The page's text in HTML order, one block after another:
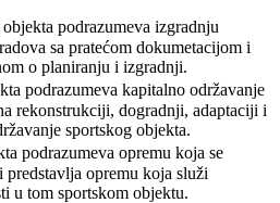
podrazumeva izgradnju
sa pratećom dokumetacijom i
o planiranju i izgradnji.
podrazumeva kapitalno održavanje
rekonstrukciji, dogradnji, adaptaciji i
sportskog objekta.
podrazumeva opremu koja se
opremu koja služi
u tom sportskom objektu.